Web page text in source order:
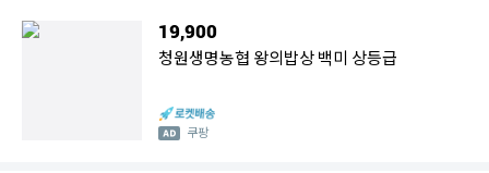
19,900
청원생명농협 왕의밥상 백미 상등급
쿠팡